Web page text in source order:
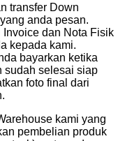
transfer Down
anda pesan.
Invoice dan Nota Fisik
kepada kami.
bayarkan ketika
sudah selesai siap
foto final dari
kami yang
pembelian produk